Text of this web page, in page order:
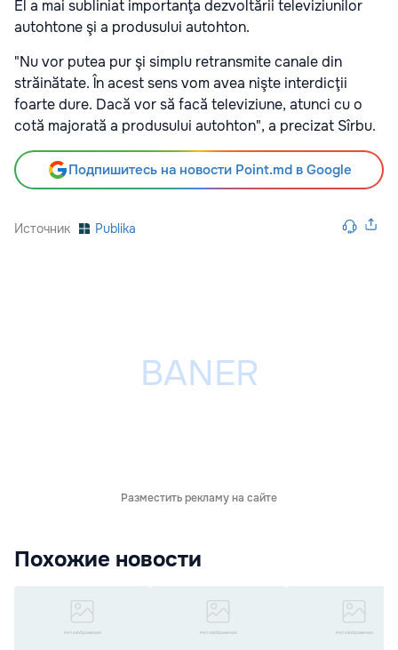
El a mai subliniat importanţa dezvoltării televiziunilor
autohtone şi a produsului autohton.
"Nu vor putea pur şi simplu retransmite canale din
străinătate. În acest sens vom avea nişte interdicţii
foarte dure. Dacă vor să facă televiziune, atunci cu o
cotă majorată a produsului autohton", a precizat Sîrbu.
Подпишитесь на новости Point.md в Google
Источник Publika
Разместить рекламу на сайте
Похожие новости